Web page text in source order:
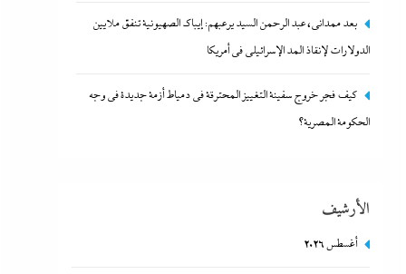
6 يونيو، 2024
بعد ممدانى، عبد الرحمن السيد يرعبهم: إيباك الصهيونية تنفق
بعد ممدانى، عبد الرحمن السيد يرعبهم: إيباك الصهيونية تنفق ملايين
الدولارات لإنقاذ المد الإسرائيلي في أمريكا
كيف فجر خروج سفينة التغييز المحترقة في دمياط أزمة جديدة في وجه
الحكومة المصرية؟
الأرشيف
أغسطس 2026